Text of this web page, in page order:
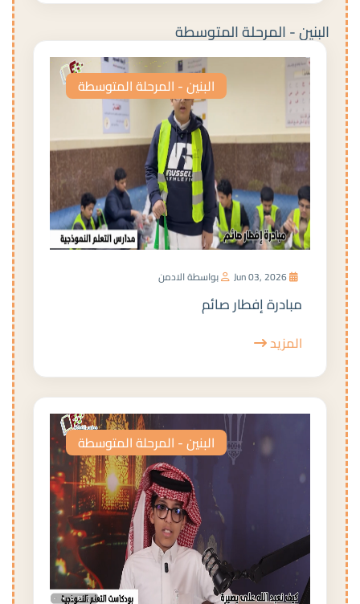
البنين - المرحلة المتوسطة
البنين - المرحلة المتوسطة
بواسطة الادمن
مبادرة إفطار صائم
المزيد
البنين - المرحلة المتوسطة